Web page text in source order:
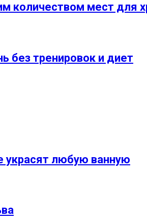
количеством мест для
без тренировок и диет
украсят любую ванную